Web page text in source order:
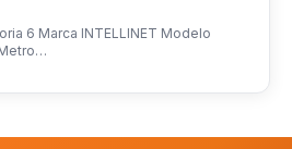
6 Marca INTELLINET Modelo